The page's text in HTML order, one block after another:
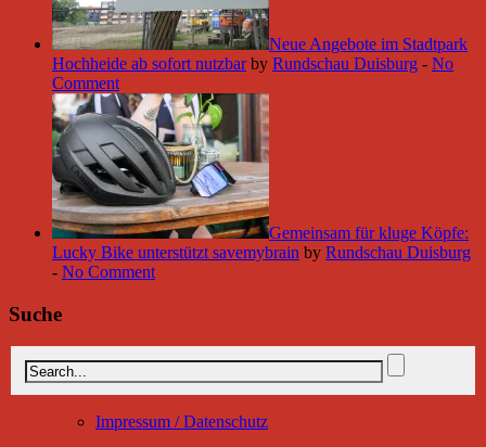
Neue Angebote im Stadtpark
Hochheide ab sofort nutzbar by Rundschau Duisburg - No
Comment
Gemeinsam für kluge Köpfe:
Lucky Bike unterstützt savemybrain by Rundschau Duisburg
- No Comment
Suche
Impressum / Datenschutz